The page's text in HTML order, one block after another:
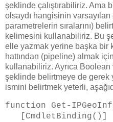
şeklinde çalıştırabiliriz. Ama
olsaydı hangisinin varsayılan
parametrelerin sıralarını)
kelimesini kullanabiliriz. Bu
elle yazmak yerine başka bir
hattından (pipeline) almak
kullanabiliriz. Ayrıca
şeklinde belirtmeye de gerek
ismini belirtmek yeterli,
function Get-
[CmdletBinding()]